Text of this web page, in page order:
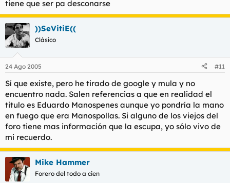
tiene que ser pa desconarse
))SeVitiE((
Clásico
24 Ago 2005 #11
Sí que existe, pero he tirado de google y mula y no
encuentro nada. Salen referencias a que en realidad el
titulo es Eduardo Manospenes aunque yo pondría la mano
en fuego que era Manospollas. Si alguno de los viejos del
foro tiene mas información que la escupa, yo sólo vivo de
mi recuerdo.
Mike Hammer
Forero del todo a cien